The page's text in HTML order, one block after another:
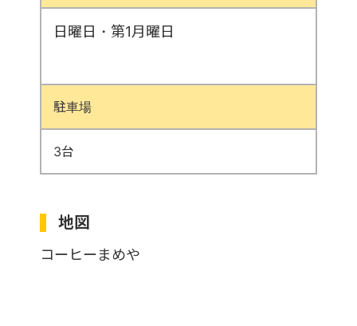
日曜日・第1月曜日
駐車場
3台
地図
コーヒーまめや